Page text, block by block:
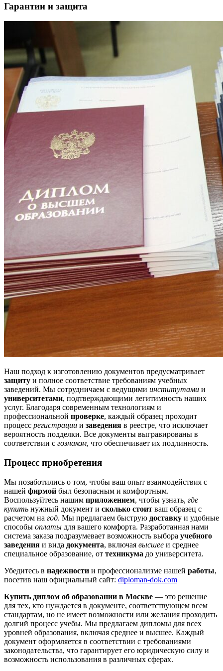
Гарантии и защита
Наш подход к изготовлению документов предусматривает
защиту и полное соответствие требованиям учебных
заведений. Мы сотрудничаем с ведущими институтами и
университетами, подтверждающими легитимность наших
услуг. Благодаря современным технологиям и
профессиональной проверке, каждый образец проходит
процесс регистрации и заведения в реестре, что исключает
вероятность подделки. Все документы выгравированы в
соответствии с гознаком, что обеспечивает их подлинность.
Процесс приобретения
Мы позаботились о том, чтобы ваш опыт взаимодействия с
нашей фирмой был безопасным и комфортным.
Воспользуйтесь нашим приложением, чтобы узнать, где
купить нужный документ и сколько стоит ваш образец с
расчетом на год. Мы предлагаем быструю доставку и удобные
способы оплаты для вашего комфорта. Разработанная нами
система заказа подразумевает возможность выбора учебного
заведения и вида документа, включая высшее и среднее
специальное образование, от техникума до университета.
Убедитесь в надежности и профессионализме нашей работы,
посетив наш официальный сайт: diploman-dok.com
Купить диплом об образовании в Москве — это решение
для тех, кто нуждается в документе, соответствующем всем
стандартам, но не имеет возможности или желания проходить
долгий процесс учебы. Мы предлагаем дипломы для всех
уровней образования, включая среднее и высшее. Каждый
документ оформляется в соответствии с требованиями
законодательства, что гарантирует его юридическую силу и
возможность использования в различных сферах.